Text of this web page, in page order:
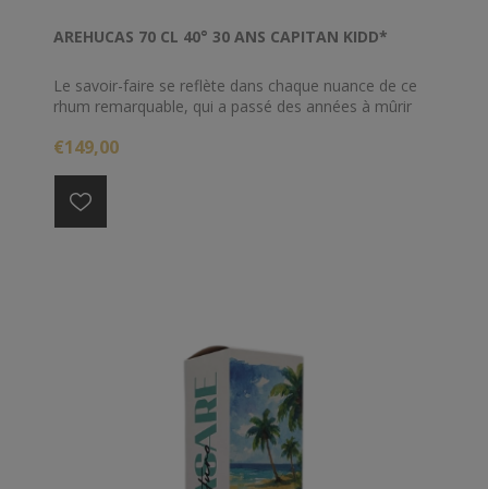
AREHUCAS 70 CL 40° 30 ANS CAPITAN KIDD*
Le savoir-faire se reflète dans chaque nuance de ce
rhum remarquable, qui a passé des années à mûrir
moins de 30 ans en fût de chêne pour obtenir le
€149,00